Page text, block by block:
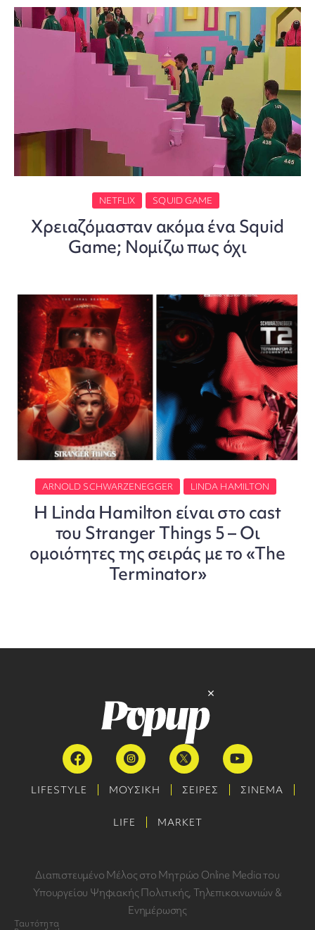
NETFLIX SQUID GAME
Χρειαζόμασταν ακόμα ένα Squid
Game; Νομίζω πως όχι
ARNOLD SCHWARZENEGGER LINDA HAMILTON
Η Linda Hamilton είναι στο cast
του Stranger Things 5 – Οι
ομοιότητες της σειράς με το «The
Terminator»
LIFESTYLE ΜΟΥΣΙΚΗ ΣΕΙΡΕΣ ΣΙΝΕΜΑ
LIFE MARKET
Διαπιστευμένο Μέλος στο Μητρώο Online Media του
Υπουργείου Ψηφιακής Πολιτικής, Τηλεπικοινωνιών &
Ενημέρωσης
Ταυτότητα